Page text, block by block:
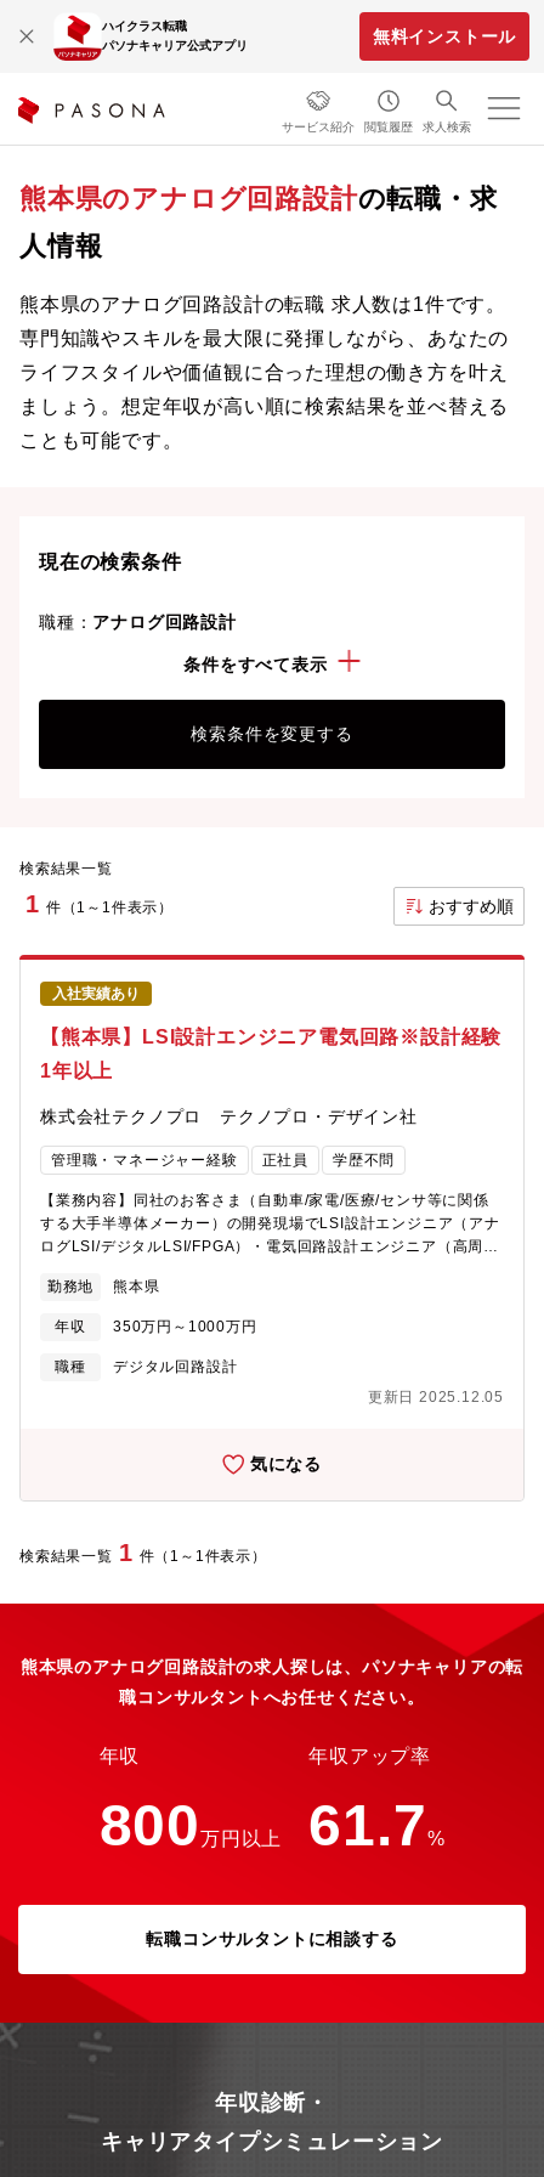
ハイクラス転職
パソナキャリア公式アプリ
無料インストール
サービス紹介 閲覧履歴 求人検索
熊本県のアナログ回路設計の転職・求
人情報
熊本県のアナログ回路設計の転職 求人数は1件です。
専門知識やスキルを最大限に発揮しながら、あなたの
ライフスタイルや価値観に合った理想の働き方を叶え
ましょう。想定年収が高い順に検索結果を並べ替える
ことも可能です。
現在の検索条件
職種： アナログ回路設計
条件をすべて表示
検索条件を変更する
検索結果一覧
1 件（1～1件表示） おすすめ順
入社実績あり
【熊本県】LSI設計エンジニア電気回路※設計経験
1年以上
株式会社テクノプロ テクノプロ・デザイン社
管理職・マネージャー経験 正社員 学歴不問
【業務内容】同社のお客さま（自動車/家電/医療/センサ等に関係
する大手半導体メーカー）の開発現場でLSI設計エンジニア（アナ
ログLSI/デジタルLSI/FPGA）・電気回路設計エンジニア（高周波
勤務地
熊本県
年収 350万円～1000万円
職種
デジタル回路設計
更新日 2025.12.05
気になる
検索結果一覧 1 件（1～1件表示）
熊本県のアナログ回路設計の求人探しは、パソナキャリアの転
職コンサルタントへお任せください。
年収
800万円以上
年収アップ率
61.7%
転職コンサルタントに相談する
年収診断・
キャリアタイプシミュレーション